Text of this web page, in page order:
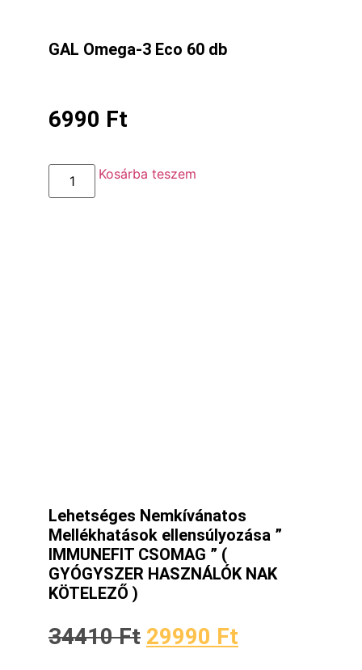
GAL Omega-3 Eco 60 db
6990 Ft
Kosárba teszem
Lehetséges Nemkívánatos
Mellékhatások ellensúlyozása ”
IMMUNEFIT CSOMAG ” (
GYÓGYSZER HASZNÁLÓK NAK
KÖTELEZŐ )
34410Ft 29990 Ft